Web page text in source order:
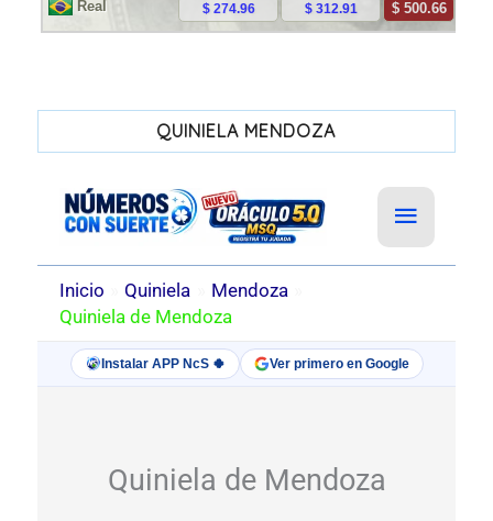
QUINIELA MENDOZA